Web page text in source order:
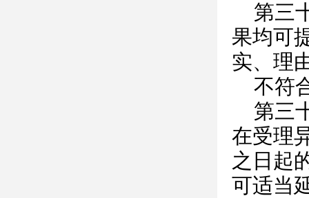
第三
果均可
实、理
不符
第三
在受理
之日起
可适当